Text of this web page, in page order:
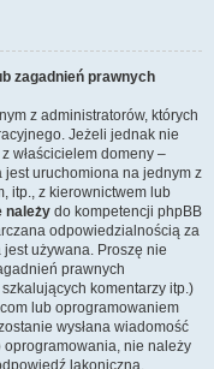
zagadnień prawnych
z administratorów, których
Jeżeli jednak nie
właścicielem domeny –
uruchomiona na jednym z
itp., z kierownictwem lub
należy do kompetencji phpBB
odpowiedzialnością za
używana. Proszę nie
prawnych
komentarzy itp.)
lub oprogramowaniem
wysłana wiadomość
nie należy
lakoniczna.